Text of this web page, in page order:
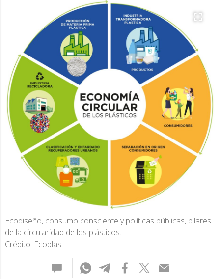
Ecodiseño, consumo consciente y políticas públicas, pilares
de la circularidad de los plásticos.
Crédito: Ecoplas.